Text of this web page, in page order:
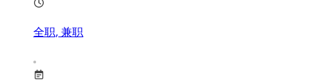
全职, 兼职